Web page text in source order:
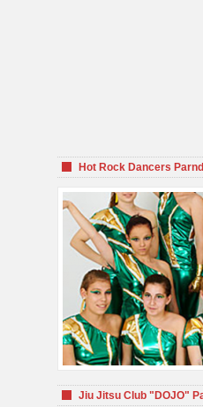
Hot Rock Dancers
Jiu Jitsu Club "DOJO"